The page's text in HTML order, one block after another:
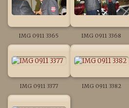
IMG 0911 3365 IMG 0911 3368
IMG 0911 3377 IMG 0911 3382